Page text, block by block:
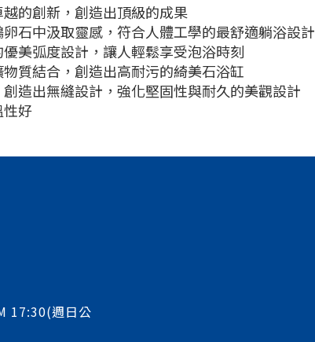
的創新，創造出頂級的成果
石中汲取靈感，符合人體工學的最舒適躺浴設計
美弧度設計，讓人輕鬆享受泡浴時刻
質結合，創造出高耐污的綺美石浴缸
造出無縫設計，強化堅固性與耐久的美觀設計
好
17:30(週日公